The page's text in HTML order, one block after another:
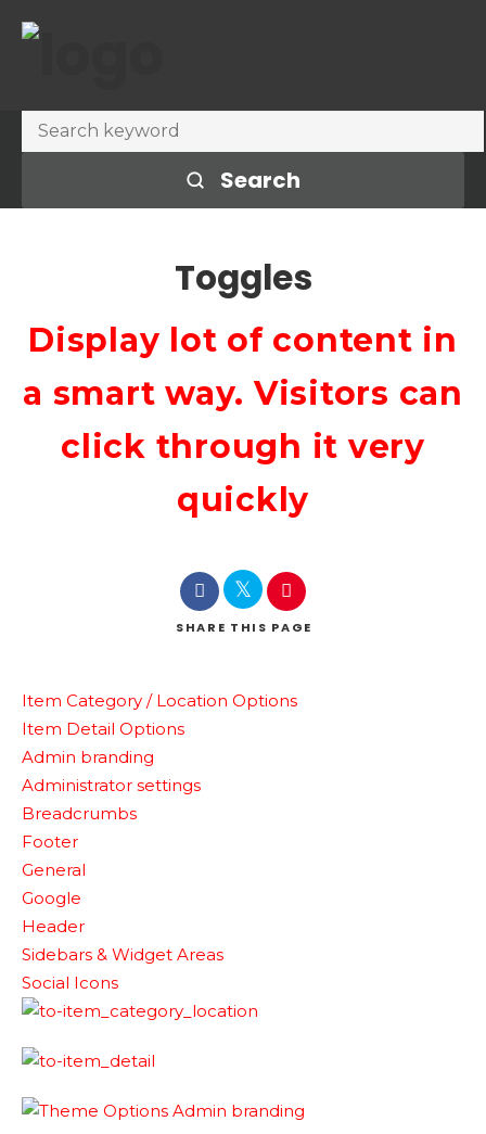
Search
Toggles
Display lot of content in
a smart way. Visitors can
click through it very
quickly
SHARE THIS PAGE
Item Category / Location Options
Item Detail Options
Admin branding
Administrator settings
Breadcrumbs
Footer
General
Google
Header
Sidebars & Widget Areas
Social Icons